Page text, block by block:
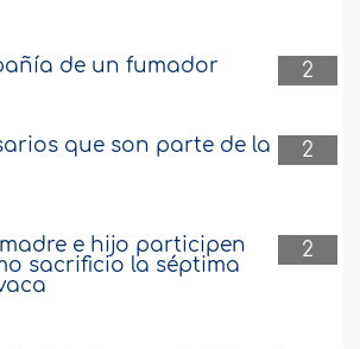
2
de un fumador
2
que son parte de la
2
e hijo participen
sacrificio la séptima